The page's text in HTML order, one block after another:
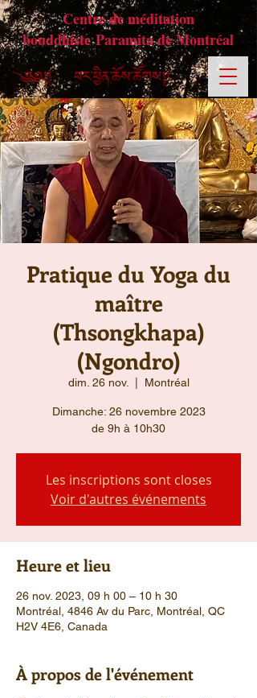
Centre de méditation
bouddhiste Paramita de Montréal
Pratique du Yoga du
maître
(Thsongkhapa)
(Ngondro)
dim. 26 nov. Montréal
Dimanche: 26 novembre 2023
Les inscriptions sont closes
Voir d'autres événements
Heure et lieu
26 nov. 2023, 09 h 00 – 10 h 30
Montréal, 4846 Av du Parc, Montréal, QC
H2V 4E6, Canada
À propos de l'événement